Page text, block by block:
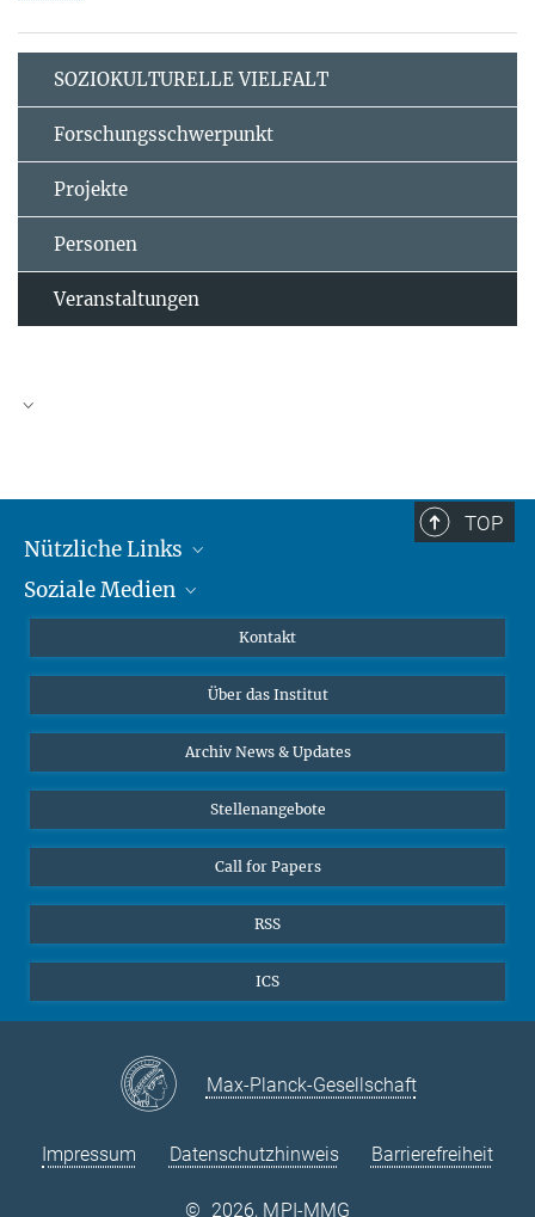
SOZIOKULTURELLE VIELFALT
Forschungsschwerpunkt
Projekte
Personen
Veranstaltungen
Prof. Dr. Dr. h.c. Steven Vertovec, Gründungsdirektor
Sekretariat Prof. Vertovec
Marina Adomeit
+49 (551) 4956 - 126
✉ adomeit(at)mmg.mpg.de
TOP
Nützliche Links
MMG Alumni Corner
Interviews zum Thema "Diversity"
Soziale Medien
Kontakt
Über das Institut
Archiv News & Updates
Stellenangebote
Call for Papers
RSS
ICS
Max-Planck-Gesellschaft
Impressum Datenschutzhinweis Barrierefreiheit
© 2026, MPI-MMG